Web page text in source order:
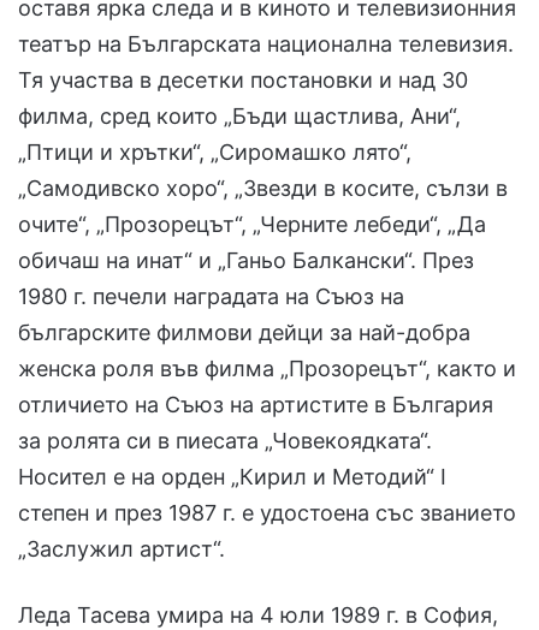
оставя ярка следа и в киното и телевизионния
театър на Българската национална телевизия.
Тя участва в десетки постановки и над 30
филма, сред които „Бъди щастлива, Ани“,
„Птици и хрътки“, „Сиромашко лято“,
„Самодивско хоро“, „Звезди в косите, сълзи в
очите“, „Прозорецът“, „Черните лебеди“, „Да
обичаш на инат“ и „Ганьо Балкански“. През
1980 г. печели наградата на Съюз на
българските филмови дейци за най-добра
женска роля във филма „Прозорецът“, както и
отличието на Съюз на артистите в България
за ролята си в пиесата „Човекоядката“.
Носител е на орден „Кирил и Методий“ I
степен и през 1987 г. е удостоена със званието
„Заслужил артист“.
Леда Тасева умира на 4 юли 1989 г. в София,